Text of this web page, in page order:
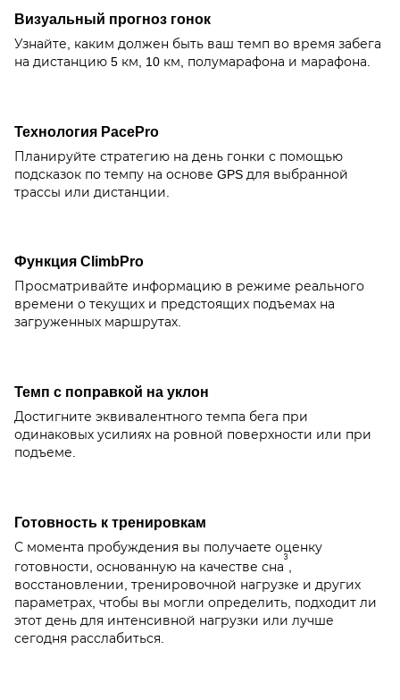
Визуальный прогноз гонок
Узнайте, каким должен быть ваш темп во время забега
на дистанцию 5 км, 10 км, полумарафона и марафона.
Технология PacePro
Планируйте стратегию на день гонки с помощью
подсказок по темпу на основе GPS для выбранной
трассы или дистанции.
Функция ClimbPro
Просматривайте информацию в режиме реального
времени о текущих и предстоящих подъемах на
загруженных маршрутах.
Темп с поправкой на уклон
Достигните эквивалентного темпа бега при
одинаковых усилиях на ровной поверхности или при
подъеме.
Готовность к тренировкам
С момента пробуждения вы получаете оценку
готовности, основанную на качестве сна
3
восстановлении, тренировочной нагрузке и других
параметрах, чтобы вы могли определить, подходит ли
этот день для интенсивной нагрузки или лучше
сегодня расслабиться.